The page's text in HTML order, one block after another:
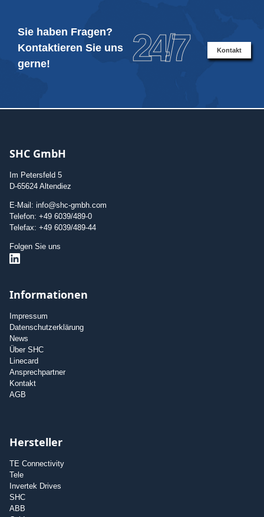
Sie haben Fragen?
Kontaktieren Sie uns
gerne!
24/7 Kontakt
SHC GmbH
Im Petersfeld 5
D-65624 Altendiez
E-Mail: info@shc-gmbh.com
Telefon: +49 6039/489-0
Telefax: +49 6039/489-44
Folgen Sie uns
Informationen
Impressum
Datenschutzerklärung
News
Über SHC
Linecard
Ansprechpartner
Kontakt
AGB
Hersteller
TE Connectivity
Tele
Invertek Drives
SHC
ABB